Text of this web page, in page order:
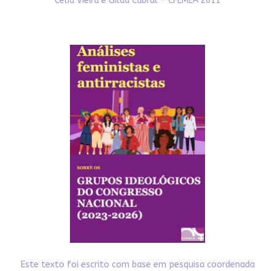
Este texto foi escrito com base em pesquisa coordenada